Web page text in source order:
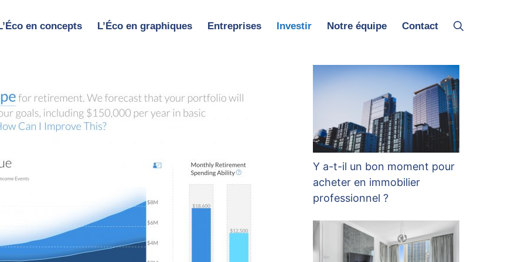
en concepts L’Éco en graphiques Entreprises Investir Notre équipe Contact
Y a-t-il un bon moment pour
acheter en immobilier
professionnel ?